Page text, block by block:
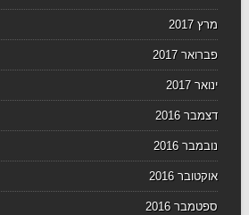
מרץ 2017
פברואר 2017
ינואר 2017
דצמבר 2016
נובמבר 2016
אוקטובר 2016
ספטמבר 2016